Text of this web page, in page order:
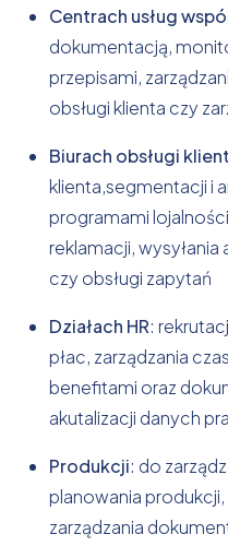
Centrach usług
dokumentacją,
przepisami,
obsługi klienta czy
Biurach obsługi
klienta,segmentacji i
programami
reklamacji,
czy obsługi zapytań
Działach HR:
płac, zarządzania
benefitami oraz
akutalizacji danych
Produkcji: do
planowania
zarządzania